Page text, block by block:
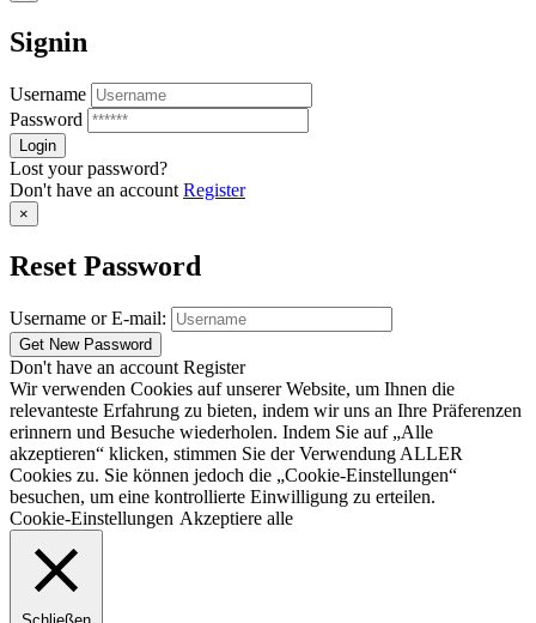
Signin
Username
Password
Lost your password?
Don't have an account Register
×
Reset Password
Username or E-mail:
Don't have an account Register
Wir verwenden Cookies auf unserer Website, um Ihnen die
relevanteste Erfahrung zu bieten, indem wir uns an Ihre Präferenzen
erinnern und Besuche wiederholen. Indem Sie auf „Alle
akzeptieren“ klicken, stimmen Sie der Verwendung ALLER
Cookies zu. Sie können jedoch die „Cookie-Einstellungen“
besuchen, um eine kontrollierte Einwilligung zu erteilen.
Cookie-Einstellungen Akzeptiere alle